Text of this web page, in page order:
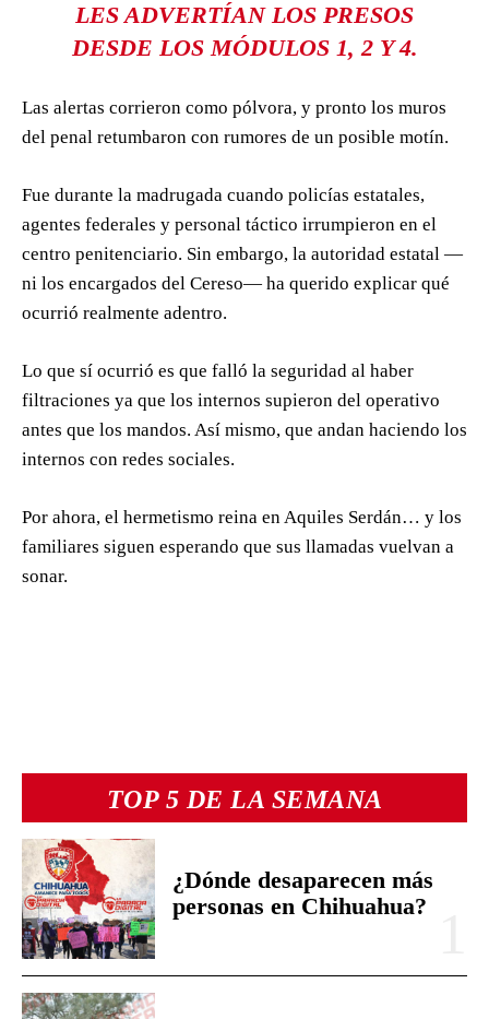
TOP 5 DE LA SEMANA
¿Dónde desaparecen más
personas en Chihuahua?
LES ADVERTÍAN LOS PRESOS
DESDE LOS MÓDULOS 1, 2 Y 4.
Las alertas corrieron como pólvora, y pronto los muros
del penal retumbaron con rumores de un posible motín.
Fue durante la madrugada cuando policías estatales,
agentes federales y personal táctico irrumpieron en el
centro penitenciario. Sin embargo, la autoridad estatal —
ni los encargados del Cereso— ha querido explicar qué
ocurrió realmente adentro.
Lo que sí ocurrió es que falló la seguridad al haber
filtraciones ya que los internos supieron del operativo
antes que los mandos. Así mismo, que andan haciendo los
internos con redes sociales.
Por ahora, el hermetismo reina en Aquiles Serdán… y los
familiares siguen esperando que sus llamadas vuelvan a
sonar.